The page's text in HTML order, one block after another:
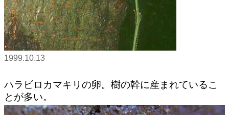
1999.10.13
ハラビロカマキリの卵。樹の幹に産まれているこ
とが多い。